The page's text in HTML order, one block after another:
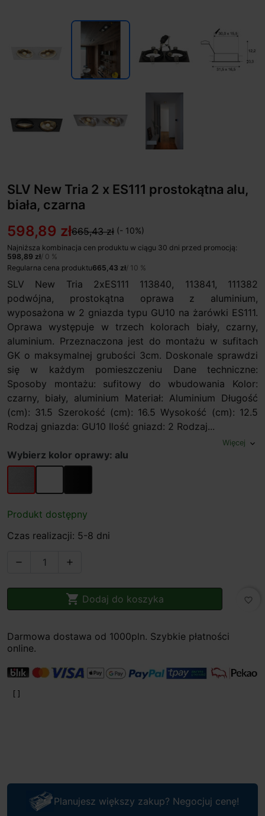
SLV New Tria 2 x ES111 prostokątna alu,
biała, czarna
598,89 zł665,43 zł (- 10%)
Najniższa kombinacja cen produktu w ciągu 30 dni przed promocją:
598,89 zł/ 0 %
Regularna cena produktu665,43 zł/ 10 %
SLV New Tria 2xES111 113840, 113841, 111382
podwójna, prostokątna oprawa z aluminium,
wyposażona w 2 gniazda typu GU10 na żarówki ES111.
Oprawa występuje w trzech kolorach biały, czarny,
aluminium. Przeznaczona jest do montażu w sufitach
GK o maksymalnej grubości 3cm. Doskonale sprawdzi
się w każdym pomieszczeniu Dane techniczne:
Sposoby montażu: sufitowy do wbudowania Kolor:
czarny, biały, aluminium Materiał: Aluminium Długość
(cm): 31.5 Szerokość (cm): 16.5 Wysokość (cm): 12.5
Rodzaj gniazda: GU10 Ilość gniazd: 2 Rodzaj...
Więcej expand_more
Wybierz kolor oprawy: alu
alu
biały czarny
Produkt dostępny
Czas realizacji: 5-8 dni
 
 Dodaj do koszyka favorite_border
Darmowa dostawa od 1000pln. Szybkie płatności
online.
Planujesz większy zakup? Negocjuj cenę!